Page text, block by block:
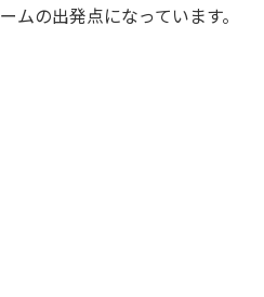
の出発点になっています。